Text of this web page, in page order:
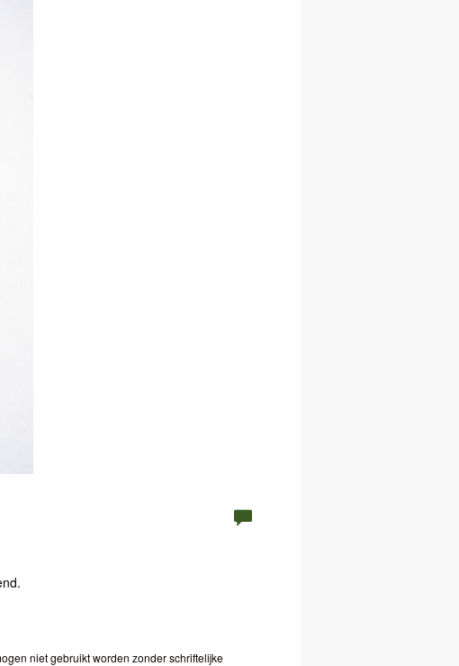
niet gebruikt worden zonder schriftelijke